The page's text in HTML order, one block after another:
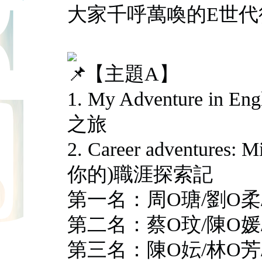
大家千呼萬喚的E世
【主題A】
1. My Adventure in
之旅
2. Career adventures:
你的)職涯探索記
第一名：周O瑭/劉O
第二名：蔡O玟/陳O
第三名：陳O妘/林O